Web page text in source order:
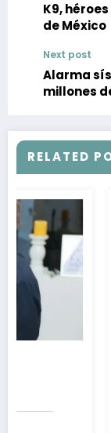
K9,
de México
Next post
Alarma
millones
RELATED
Emiten
tratos en
7 Agosto,